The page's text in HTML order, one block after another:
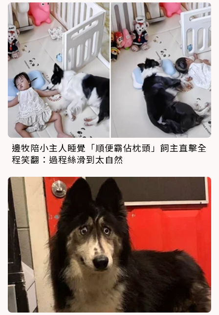
邊牧陪小主人睡覺「順便霸佔枕頭」飼主直擊全
程笑翻：過程絲滑到太自然